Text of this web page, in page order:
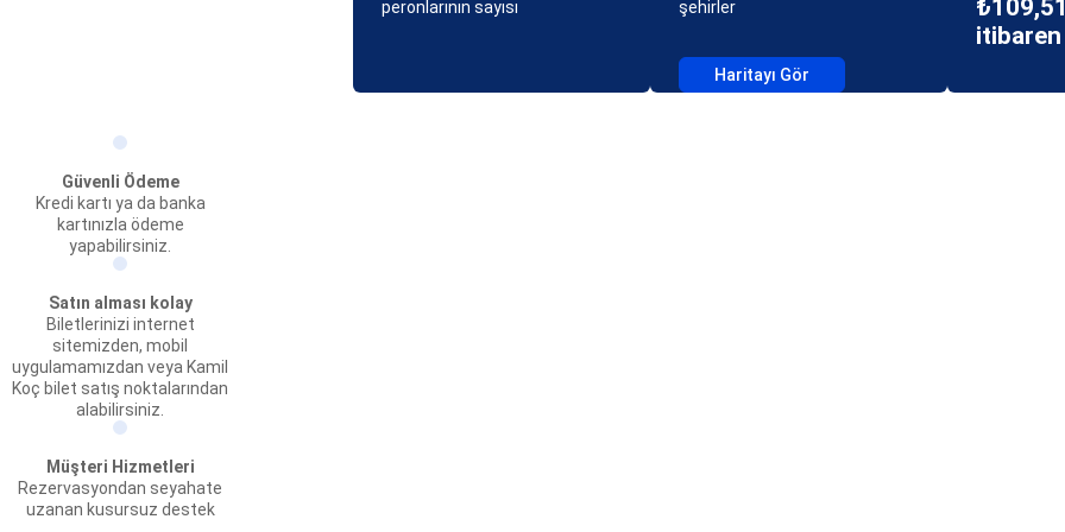
peronlarının sayısı şehirler
Haritayı Gör
itibaren
Güvenli Ödeme
Kredi kartı ya da banka
kartınızla ödeme
yapabilirsiniz.
Satın alması kolay
Biletlerinizi internet
sitemizden, mobil
uygulamamızdan veya Kamil
Koç bilet satış noktalarından
alabilirsiniz.
Müşteri Hizmetleri
Rezervasyondan seyahate
uzanan kusursuz destek